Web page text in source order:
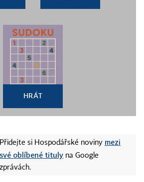
HRÁT
Přidejte si Hospodářské noviny mezi
své oblíbené tituly na Google
zprávách.